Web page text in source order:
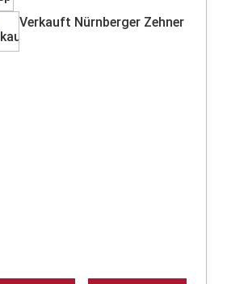
Verkauft Nürnberger Zehner